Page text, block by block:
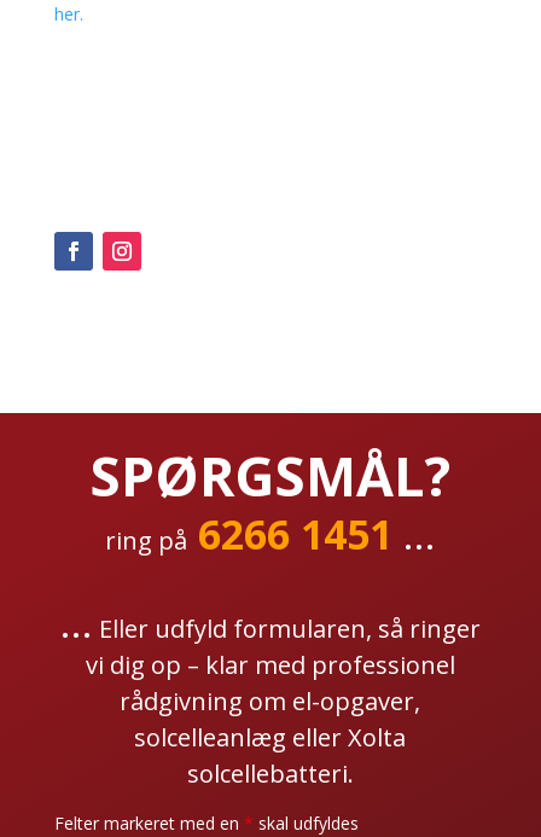
her.
SPØRGSMÅL?
ring på 6266 1451 ...
... Eller udfyld formularen, så ringer
vi dig op – klar med professionel
rådgivning om el-opgaver,
solcelleanlæg eller Xolta
solcellebatteri.
Felter markeret med en * skal udfyldes